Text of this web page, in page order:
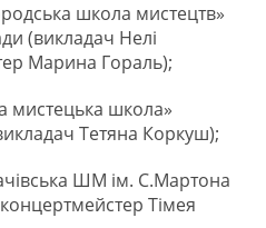
школа мистецтв»
(викладач Нелі
Марина Гораль);
мистецька школа»
Тетяна Коркуш);
ШМ ім. С.Мартона
Тімея